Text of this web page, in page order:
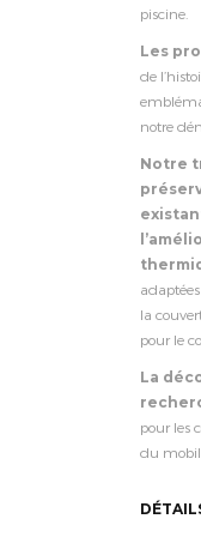
piscine.
Les
de
notre
Notre
la
pour le
La
pour les
du